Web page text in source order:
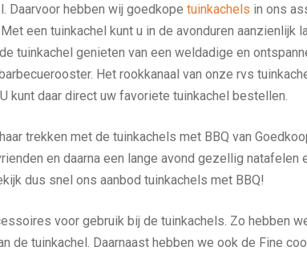
Daarvoor hebben wij goedkope tuinkachels in ons
een tuinkachel kunt u in de avonduren aanzienlijk
tuinkachel genieten van een weldadige en
Het rookkanaal van onze rvs
kunt daar direct uw favoriete tuinkachel bestellen.
trekken met de tuinkachels met BBQ van
en daarna een lange avond gezellig
dus snel ons aanbod tuinkachels met BBQ!
voor gebruik bij de tuinkachels. Zo hebben
de tuinkachel. Daarnaast hebben we ook de Fine